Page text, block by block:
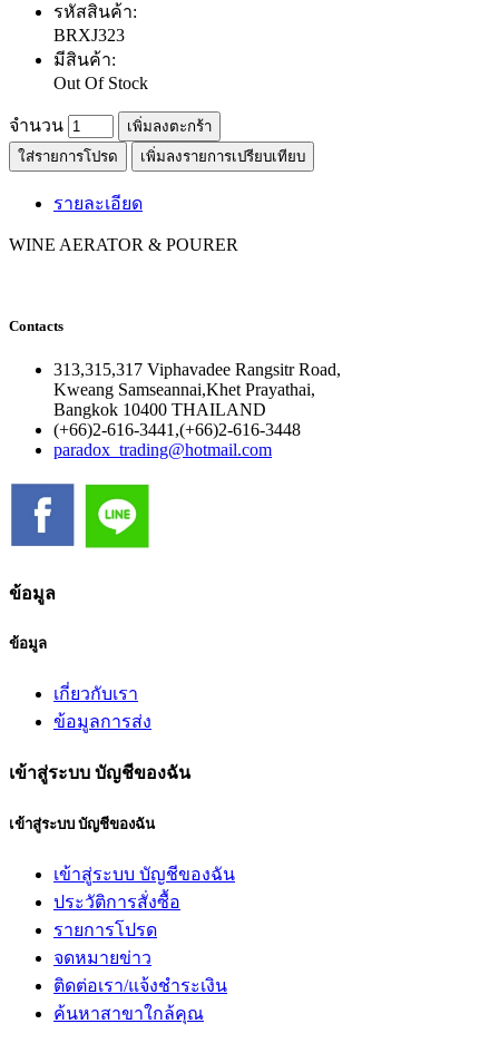
รหัสสินค้า:
BRXJ323
มีสินค้า:
Out Of Stock
จำนวน
เพิ่มลงตะกร้า
ใส่รายการโปรด
เพิ่มลงรายการเปรียบเทียบ
รายละเอียด
WINE AERATOR & POURER
Contacts
313,315,317 Viphavadee Rangsitr Road,
Kweang Samseannai,Khet Prayathai,
Bangkok 10400 THAILAND
(+66)2-616-3441,(+66)2-616-3448
paradox_trading@hotmail.com
ข้อมูล
ข้อมูล
เกี่ยวกับเรา
ข้อมูลการส่ง
เข้าสู่ระบบ บัญชีของฉัน
เข้าสู่ระบบ บัญชีของฉัน
เข้าสู่ระบบ บัญชีของฉัน
ประวัติการสั่งซื้อ
รายการโปรด
จดหมายข่าว
ติดต่อเรา/แจ้งชำระเงิน
ค้นหาสาขาใกล้คุณ